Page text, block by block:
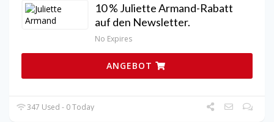
10 % Juliette Armand-Rabatt
auf den Newsletter.
No Expires
ANGEBOT
347 Used - 0 Today